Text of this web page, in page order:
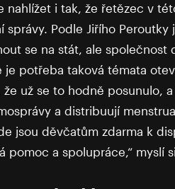
nahlížet i tak, že řetězec v
Podle Jiřího Peroutky
se na stát, ale společnost
je potřeba taková témata
už se to hodně posunulo,
a distribuují
jsou děvčatům zdarma k
pomoc a spolupráce,“ myslí